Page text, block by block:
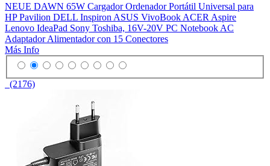
NEUE DAWN 65W Cargador Ordenador Portátil Universal para
HP Pavilion DELL Inspiron ASUS VivoBook ACER Aspire
Lenovo IdeaPad Sony Toshiba, 16V-20V PC Notebook AC
Adaptador Alimentador con 15 Conectores
Más Info
(2176)